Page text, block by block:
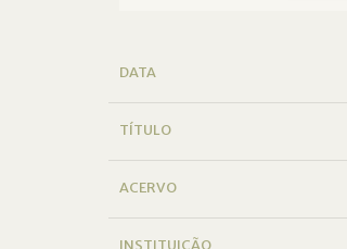
DATA
TÍTULO
ACERVO
INSTITUIÇÃO